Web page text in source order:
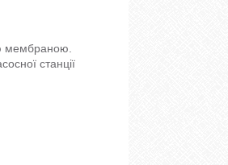
мембраною.
станції